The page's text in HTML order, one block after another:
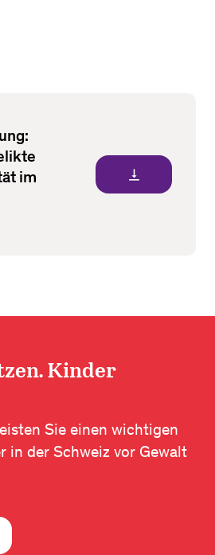
im
vertical_align_bottom
Kinder
Sie einen wichtigen
in der Schweiz vor Gewalt